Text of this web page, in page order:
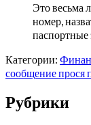
Это весьма
номер,
паспортные
Категории:
сообщение прося
Рубрики